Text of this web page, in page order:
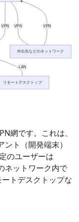
VPN VPN
VPN
LAN
外出先などのネットワーク
リモートデスクトップ
網です。これは、
ト（開発端末）
のユーザーは
ネットワーク内で
トデスクトップな